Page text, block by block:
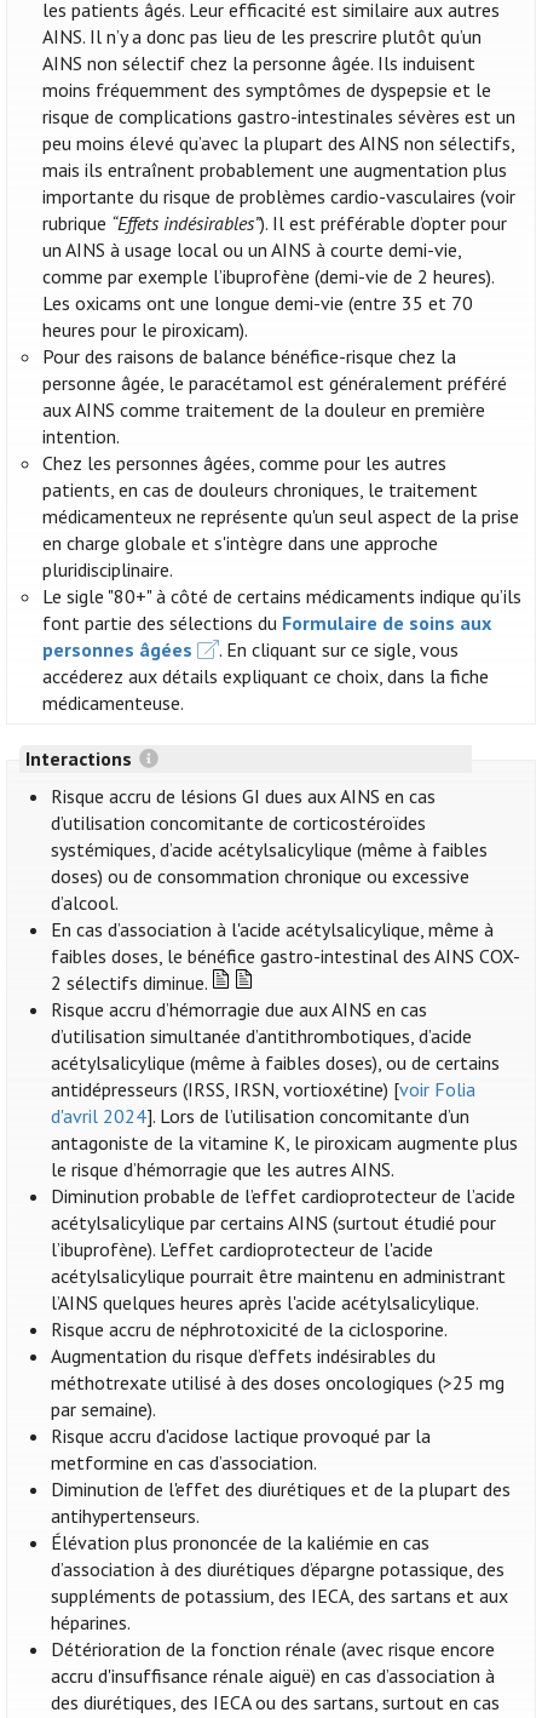
les patients âgés. Leur efficacité est similaire aux autres
AINS. Il n’y a donc pas lieu de les prescrire plutôt qu’un
AINS non sélectif chez la personne âgée. Ils induisent
moins fréquemment des symptômes de dyspepsie et le
risque de complications gastro-intestinales sévères est un
peu moins élevé qu’avec la plupart des AINS non sélectifs,
mais ils entraînent probablement une augmentation plus
importante du risque de problèmes cardio-vasculaires (voir
rubrique “Effets indésirables”). Il est préférable d’opter pour
un AINS à usage local ou un AINS à courte demi-vie,
comme par exemple l’ibuprofène (demi-vie de 2 heures).
Les oxicams ont une longue demi-vie (entre 35 et 70
heures pour le piroxicam).
Pour des raisons de balance bénéfice-risque chez la
personne âgée, le paracétamol est généralement préféré
aux AINS comme traitement de la douleur en première
intention.
Chez les personnes âgées, comme pour les autres
patients, en cas de douleurs chroniques, le traitement
médicamenteux ne représente qu'un seul aspect de la prise
en charge globale et s'intègre dans une approche
pluridisciplinaire.
Le sigle "80+" à côté de certains médicaments indique qu’ils
font partie des sélections du Formulaire de soins aux
personnes âgées
. En cliquant sur ce sigle, vous
accéderez aux détails expliquant ce choix, dans la fiche
médicamenteuse.
Interactions
Risque accru de lésions GI dues aux AINS en cas
d’utilisation concomitante de corticostéroïdes
systémiques, d’acide acétylsalicylique (même à faibles
doses) ou de consommation chronique ou excessive
d’alcool.
En cas d’association à l'acide acétylsalicylique, même à
faibles doses, le bénéfice gastro-intestinal des AINS COX-
2 sélectifs diminue.
Risque accru d’hémorragie due aux AINS en cas
d’utilisation simultanée d’antithrombotiques, d’acide
acétylsalicylique (même à faibles doses), ou de certains
antidépresseurs (IRSS, IRSN, vortioxétine) [voir Folia
d'avril 2024]. Lors de l’utilisation concomitante d’un
antagoniste de la vitamine K, le piroxicam augmente plus
le risque d’hémorragie que les autres AINS.
Diminution probable de l’effet cardioprotecteur de l’acide
acétylsalicylique par certains AINS (surtout étudié pour
l’ibuprofène). L'effet cardioprotecteur de l'acide
acétylsalicylique pourrait être maintenu en administrant
l’AINS quelques heures après l'acide acétylsalicylique.
Risque accru de néphrotoxicité de la ciclosporine.
Augmentation du risque d’effets indésirables du
méthotrexate utilisé à des doses oncologiques (>25 mg
par semaine).
Risque accru d'acidose lactique provoqué par la
metformine en cas d’association.
Diminution de l'effet des diurétiques et de la plupart des
antihypertenseurs.
Élévation plus prononcée de la kaliémie en cas
d’association à des diurétiques d’épargne potassique, des
suppléments de potassium, des IECA, des sartans et aux
héparines.
Détérioration de la fonction rénale (avec risque encore
accru d'insuffisance rénale aiguë) en cas d’association à
des diurétiques, des IECA ou des sartans, surtout en cas